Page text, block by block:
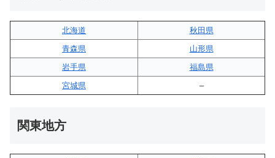
北海道
秋田県
青森県
山形県
岩手県
福島県
宮城県
–
関東地方